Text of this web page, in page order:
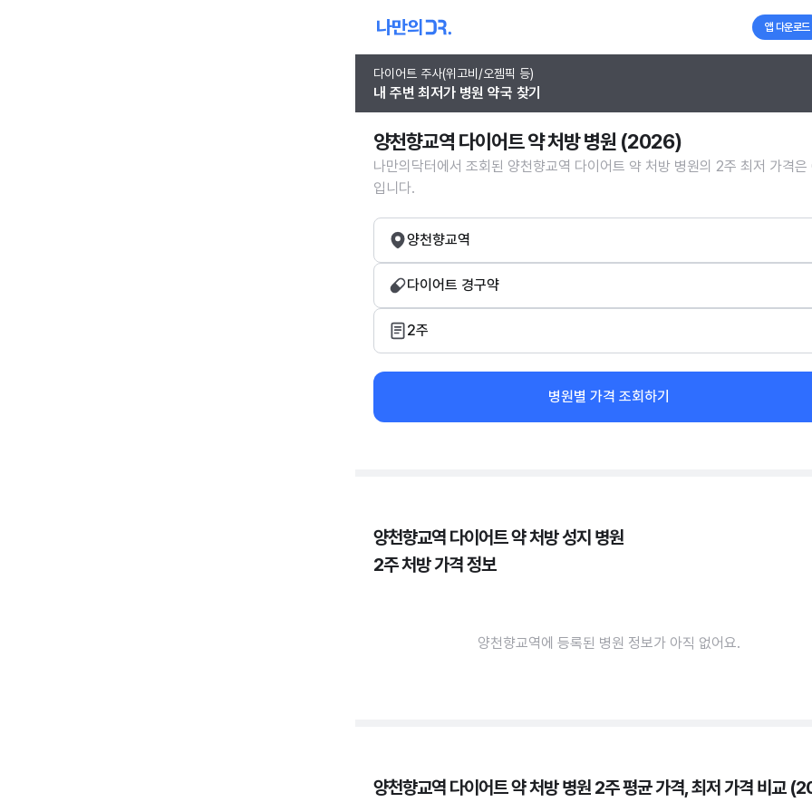
앱 다운로드
다이어트 주사(위고비/오젬픽 등)
내 주변 최저가 병원 약국 찾기
양천향교역 다이어트 약 처방 병원 (2026)
나만의닥터에서 조회된 양천향교역 다이어트 약 처방 병원의 2주 최저 가격
입니다.
양천향교역
다이어트 경구약
2주
병원별 가격 조회하기
양천향교역 다이어트 약 처방 성지 병원
2주 처방 가격 정보
양천향교역에 등록된 병원 정보가 아직 없어요.
양천향교역 다이어트 약 처방 병원 2주 평균 가격, 최저 가격 비교